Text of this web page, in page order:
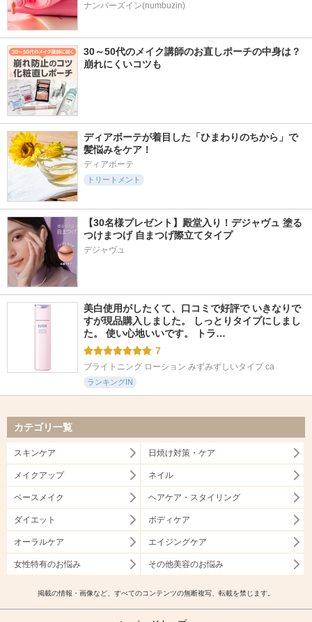
ナンバーズイン(numbuzin)
30～50代のメイク講師のお直しポーチの中身は？
崩れにくいコツも
ディアボーテが着目した「ひまわりのちから」で
髪悩みをケア！
ディアボーテ
トリートメント
【30名様プレゼント】殿堂入り！デジャヴュ 塗る
つけまつげ 自まつげ際立てタイプ
デジャヴュ
美白使用がしたくて、口コミで好評で いきなりで
すが現品購入しました。 しっとりタイプにしまし
た。 使い心地いいです。 トラ…
7
ブライトニング ローション みずみずしいタイプ ca
ランキングIN
カテゴリ一覧
スキンケア 日焼け対策・ケア
メイクアップ ネイル
ベースメイク ヘアケア・スタイリング
ダイエット ボディケア
オーラルケア エイジングケア
女性特有のお悩み その他美容のお悩み
掲載の情報・画像など、すべてのコンテンツの無断複写、転載を禁じます。